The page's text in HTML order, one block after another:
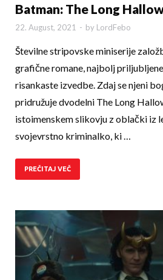
Batman: The Long
22. August, 2021 - by LordFebo
Številne stripovske miniserije
grafične romane, najbolj
risankaste izvedbe. Zdaj se njeni
pridružuje dvodelni The Long
istoimenskem slikovju z oblački iz
svojevrstno kriminalko, ki …
PREČITAJ VEČ